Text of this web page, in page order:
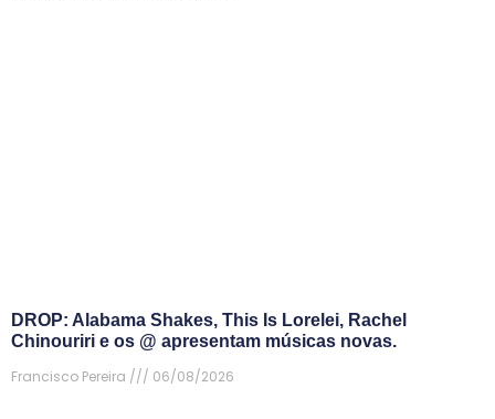
DROP: Alabama Shakes, This Is Lorelei, Rachel
Chinouriri e os @ apresentam músicas novas.
Francisco Pereira
06/08/2026